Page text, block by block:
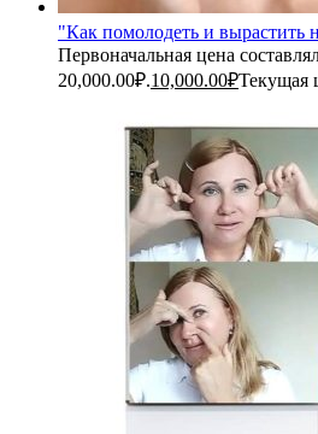
"Как помолодеть и вырастить
Первоначальная цена
20,000.00₽.10,000.00₽Текущая